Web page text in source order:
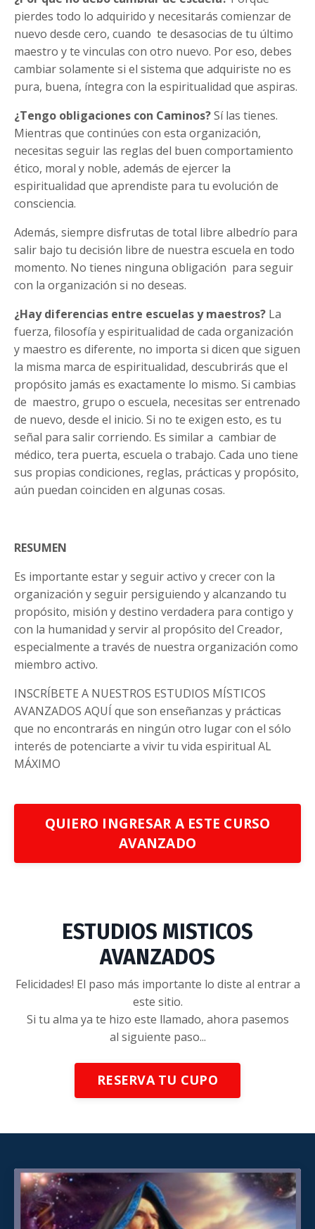
pierdes todo lo adquirido y necesitarás comienzar de
nuevo desde cero, cuando te desasocias de tu último
maestro y te vinculas con otro nuevo. Por eso, debes
cambiar solamente si el sistema que adquiriste no es
pura, buena, íntegra con la espiritualidad que aspiras.
¿Tengo obligaciones con Caminos?Sí las tienes.
Mientras que continúes con esta organización,
necesitas seguir las reglas del buen comportamiento
ético, moral y noble, además de ejercer la
espiritualidad que aprendiste para tu evolución de
consciencia.
Además, siempre disfrutas de total libre albedrío para
salir bajo tu decisión libre de nuestra escuela en todo
momento. No tienes ninguna obligación para seguir
con la organización si no deseas.
¿Hay diferencias entre escuelas y maestros? La
fuerza, filosofía y espiritualidad de cada organización
y maestro es diferente, no importa si dicen que siguen
la misma marca de espiritualidad, descubrirás que el
propósito jamás es exactamente lo mismo. Si cambias
de maestro, grupo o escuela, necesitas ser entrenado
de nuevo, desde el inicio. Si no te exigen esto, es tu
señal para salir corriendo. Es similar a cambiar de
médico, tera puerta, escuela o trabajo. Cada uno tiene
sus propias condiciones, reglas, prácticas y propósito,
aún puedan coinciden en algunas cosas.
RESUMEN
Es importante estar y seguir activo y crecer con la
organización y seguir persiguiendo y alcanzando tu
propósito, misión y destino verdadera para contigo y
con la humanidad y servir al propósito del Creador,
especialmente a través de nuestra organización como
miembro activo.
INSCRÍBETE A NUESTROS ESTUDIOS MÍSTICOS
AVANZADOS AQUÍ que son enseñanzas y prácticas
que no encontrarás en ningún otro lugar con el sólo
interés de potenciarte a vivir tu vida espiritual AL
MÁXIMO
QUIERO INGRESAR A ESTE CURSO
AVANZADO
ESTUDIOS MISTICOS
AVANZADOS
Felicidades! El paso más importante lo diste al entrar a
este sitio.
Si tu alma ya te hizo este llamado, ahora pasemos
al siguiente paso...
RESERVA TU CUPO